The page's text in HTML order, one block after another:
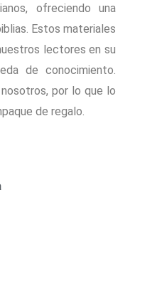
ofreciendo una
Estos materiales
lectores en su
de conocimiento.
por lo que lo
de regalo.